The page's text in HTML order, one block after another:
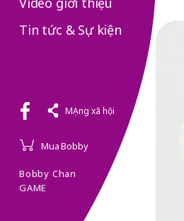
Tin tức & Sự kiện
MẠng xã hội
Mua Bobby
Bobby Chan
GAME